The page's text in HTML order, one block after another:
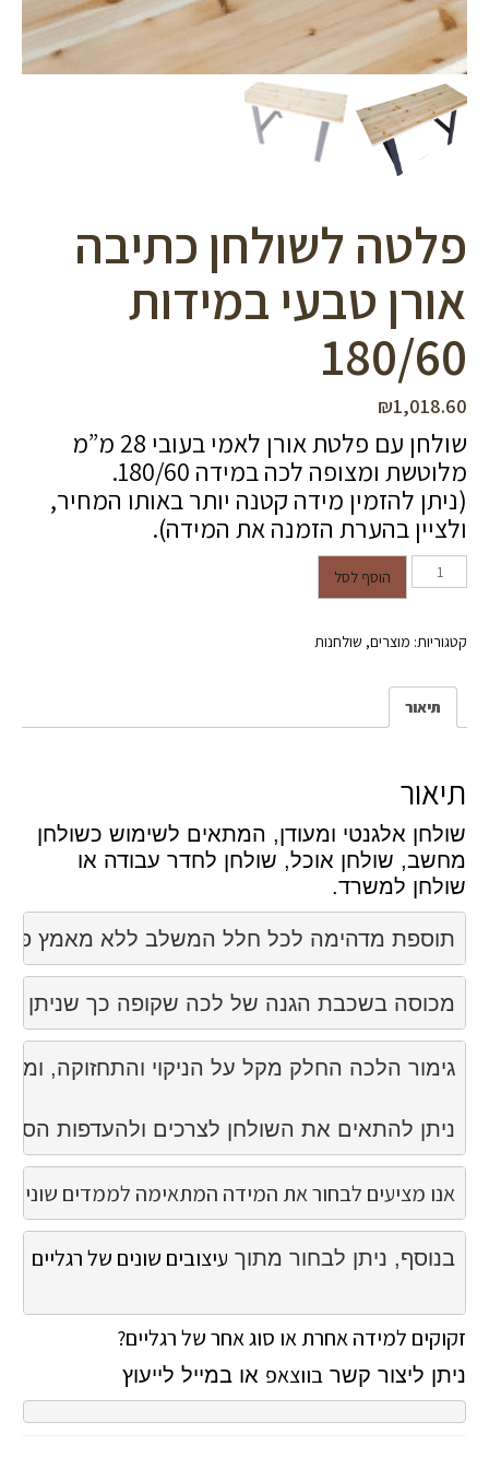
font_download סמן קישורים
פלטה לשולחן כתיבה
אורן טבעי במידות
180/60
₪1,018.60
שולחן עם פלטת אורן לאמי בעובי 28 מ”מ
מלוטשת ומצופה לכה במידה 180/60.
(ניתן להזמין מידה קטנה יותר באותו המחיר,
ולציין בהערת הזמנה את המידה).
כמות של פלטה לשולחן כתיבה אורן
טבעי במידות 180/60
הוסף לסל
קטגוריות: מוצרים, שולחנות
תיאור
תיאור
שולחן אלגנטי ומעודן, המתאים לשימוש כשולחן
מחשב, שולחן אוכל, שולחן לחדר עבודה או
שולחן למשרד.
תוספת מדהימה לכל חלל המשלב ללא מאמץ
מכוסה בשכבת הגנה של לכה שקופה כך שניתן
ניתן להתאים את השולחן לצרכים ולהעדפות
אנו מציעים לבחור את המידה המתאימה לממדים שונים
בנוסף, ניתן לבחור מתוך עיצובים שונים של רגליים
זקוקים למידה אחרת או סוג אחר של רגליים?
ניתן ליצור קשר בווצאפ או במייל לייעוץ